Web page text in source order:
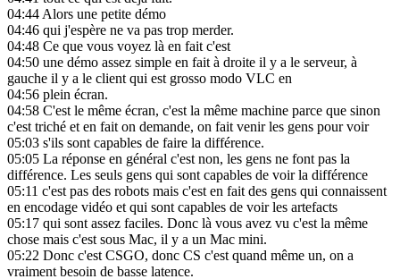
04:44Alors une petite démo
04:46 qui j'espère ne va pas trop merder.
04:48 Ce que vous voyez là en fait c'est
04:50 une démo assez simple en fait à droite il y a le serveur, à
gauche il y a le client qui est grosso modo VLC en
04:56 plein écran.
04:58 C'est le même écran, c'est la même machine parce que sinon
c'est triché et en fait on demande, on fait venir les gens pour voir
05:03 s'ils sont capables de faire la différence.
05:05 La réponse en général c'est non, les gens ne font pas la
différence. Les seuls gens qui sont capables de voir la différence
05:11 c'est pas des robots mais c'est en fait des gens qui connaissent
en encodage vidéo et qui sont capables de voir les artefacts
05:17 qui sont assez faciles. Donc là vous avez vu c'est la même
chose mais c'est sous Mac, il y a un Mac mini.
05:22 Donc c'est CSGO, donc CS c'est quand même un, on a
vraiment besoin de basse latence.